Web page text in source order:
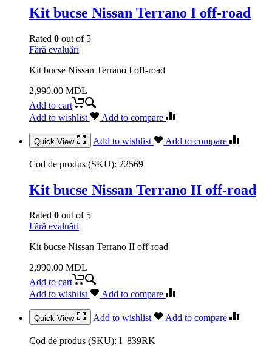
Kit bucse Nissan Terrano I off-road
Rated 0 out of 5
Fără evaluări
Kit bucse Nissan Terrano I off-road
2,990.00 MDL
Add to cart
Add to wishlist
Add to compare
Quick View Add to wishlist Add to compare
Cod de produs (SKU): 22569
Kit bucse Nissan Terrano II off-road
Rated 0 out of 5
Fără evaluări
Kit bucse Nissan Terrano II off-road
2,990.00 MDL
Add to cart
Add to wishlist
Add to compare
Quick View Add to wishlist Add to compare
Cod de produs (SKU): I_839RK